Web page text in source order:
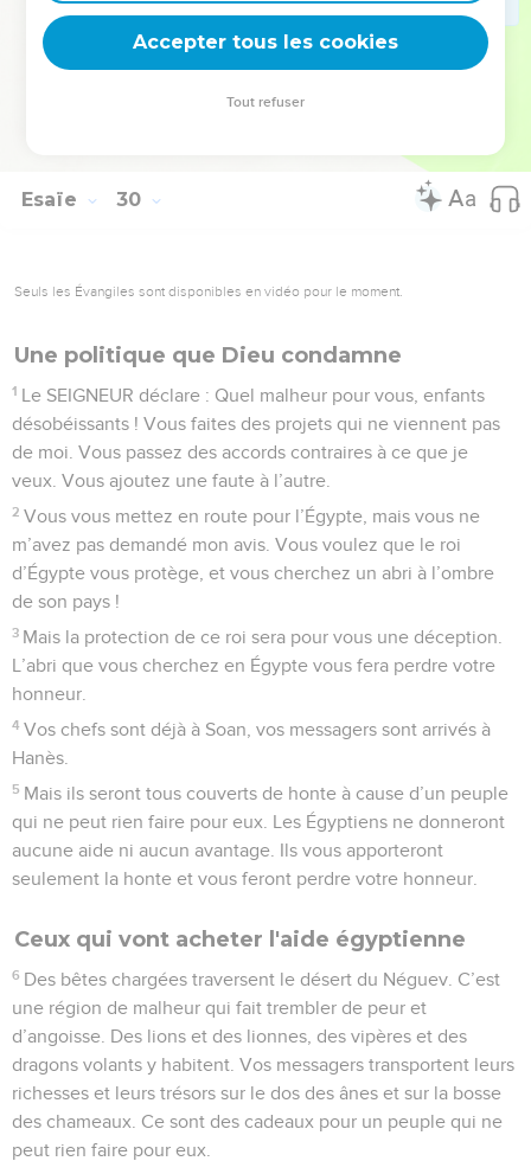
comprendre. Ceux qui critiquaient tout accepteront qu’on
les instruise. »
© Société biblique française – Bibli’O, 2000, avec autorisation. Pour vous procurer
Esaïe 30
Seuls les Évangiles sont disponibles en vidéo pour le moment.
Une politique que Dieu condamne
1 Le SEIGNEUR déclare : Quel malheur pour vous, enfants
désobéissants ! Vous faites des projets qui ne viennent pas
de moi. Vous passez des accords contraires à ce que je
veux. Vous ajoutez une faute à l’autre.
2 Vous vous mettez en route pour l’Égypte, mais vous ne
m’avez pas demandé mon avis. Vous voulez que le roi
d’Égypte vous protège, et vous cherchez un abri à l’ombre
de son pays !
3 Mais la protection de ce roi sera pour vous une déception.
L’abri que vous cherchez en Égypte vous fera perdre votre
honneur.
4 Vos chefs sont déjà à Soan, vos messagers sont arrivés à
Hanès.
5 Mais ils seront tous couverts de honte à cause d’un peuple
qui ne peut rien faire pour eux. Les Égyptiens ne donneront
aucune aide ni aucun avantage. Ils vous apporteront
seulement la honte et vous feront perdre votre honneur.
Ceux qui vont acheter l'aide égyptienne
6 Des bêtes chargées traversent le désert du Néguev. C’est
une région de malheur qui fait trembler de peur et
d’angoisse. Des lions et des lionnes, des vipères et des
dragons volants y habitent. Vos messagers transportent leurs
richesses et leurs trésors sur le dos des ânes et sur la bosse
des chameaux. Ce sont des cadeaux pour un peuple qui ne
peut rien faire pour eux.
Accepter tous les cookies
Tout refuser